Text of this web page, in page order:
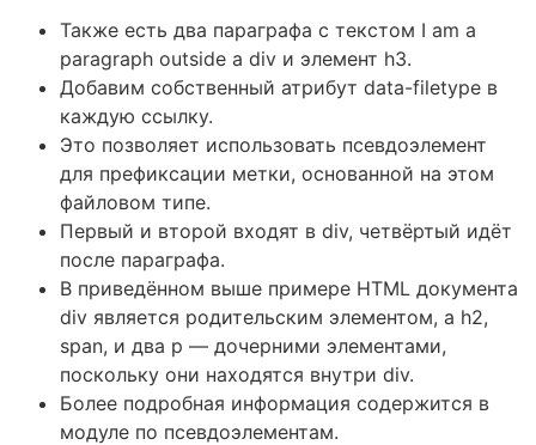
Также есть два параграфа с текстом I am a
paragraph outside a div и элемент h3.
Добавим собственный атрибут data-filetype в
каждую ссылку.
Это позволяет использовать псевдоэлемент
для префиксации метки, основанной на этом
файловом типе.
Первый и второй входят в div, четвёртый идёт
после параграфа.
В приведённом выше примере HTML документа
div является родительским элементом, а h2,
span, и два p — дочерними элементами,
поскольку они находятся внутри div.
Более подробная информация содержится в
модуле по псевдоэлементам.